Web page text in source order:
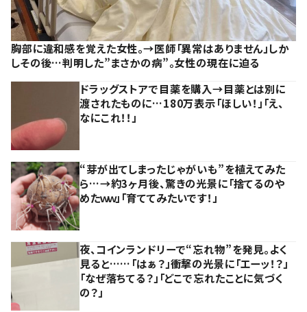
胸部に違和感を覚えた女性。→医師「異常はありません」しか
しその後…判明した”まさかの病”。女性の現在に迫る
ドラッグストアで目薬を購入→目薬とは別に
渡されたものに…180万表示「ほしい！」「え、
なにこれ！！」
“芽が出てしまったじゃがいも”を植えてみた
ら…→約3ヶ月後、驚きの光景に「捨てるのや
めたｗｗ」「育ててみたいです！」
夜、コインランドリーで“忘れ物”を発見。よく
見ると……「はぁ？」衝撃の光景に「エーッ！？」
「なぜ落ちてる？」「どこで忘れたことに気づく
の？」